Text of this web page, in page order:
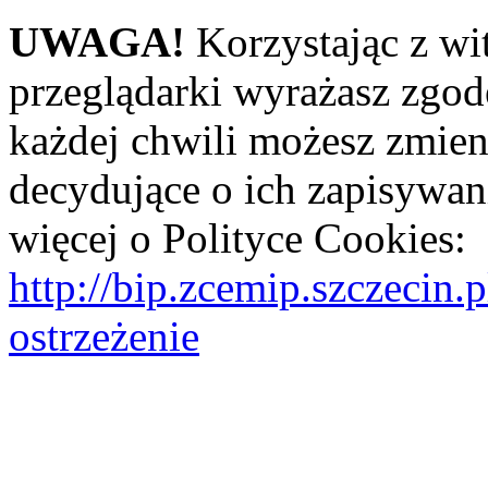
UWAGA! Korzystając z
przeglądarki wyrażasz
każdej chwili możesz
decydujące o ich
więcej o Polityce Cookies:
http://
ostrzeżenie